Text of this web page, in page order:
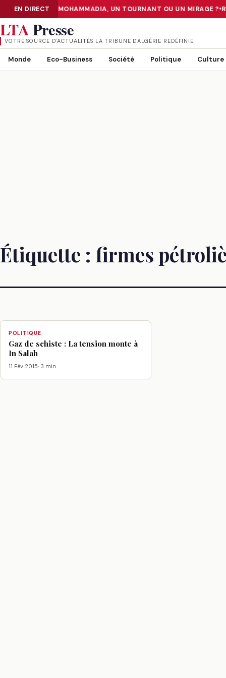
EN DIRECT
«TIER III» DE MOHAMMADIA, UN TOURNANT OU UN MIRAGE ? •
NUMÉRISATION : LE DATA CENTER «TIER III» DE MOHAMMADIA, UN
LTAPresse
VOTRE SOURCE D’ACTUALITÉS LA TRIBUNE D'ALGÉRIE REDÉFINIE
Monde Eco-Business Société Politique Culture
Étiquette : firmes
POLITIQUE
Gaz de schiste : La tension monte à
In Salah
11 Fév 2015· 3 min